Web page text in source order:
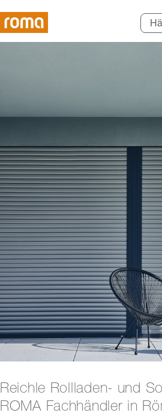
Reichle Rollladen- und
ROMA Fachhändler in